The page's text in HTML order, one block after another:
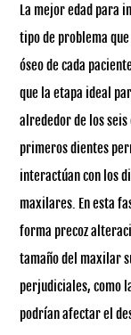
La mejor edad para
tipo de problema
óseo de cada
que la etapa ideal
alrededor de los seis
primeros dientes
interactúan con los
maxilares. En esta
forma precoz
tamaño del maxilar
perjudiciales, como
podrían afectar el